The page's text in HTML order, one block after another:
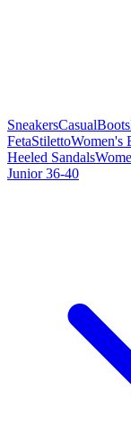
SneakersCasualBoots
FetaStilettoWomen's
Heeled Sandals
Junior 36-40